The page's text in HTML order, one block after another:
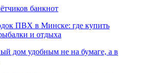
банкнот
ПВХ в Минске: где купить
и отдыха
дом удобным не на бумаге, а в